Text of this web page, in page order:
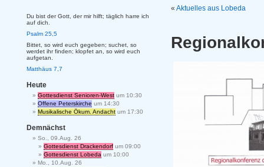
« Aktuelles aus Lobeda
Du bist der Gott, der mir hilft; täglich harre ich
auf dich.
Psalm 25,5
Bittet, so wird euch gegeben; suchet, so
werdet ihr finden; klopfet an, so wird euch
aufgetan.
Matthäus 7,7
Heute
Gottesdienst Senioren-West um 10:30
Offene Peterskirche um 14:30
Musikalische Ökum. Andacht um 17:30
Demnächst
So., 09.Aug. 26
Gottesdienst Drackendorf um 09:00
Gottesdienst Lobeda um 10:00
Mo., 10.Aug. 26